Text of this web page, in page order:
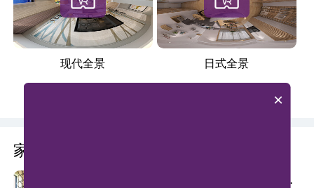
现代全景 日式全景
家装知识
北京二手房装修注意要点
×